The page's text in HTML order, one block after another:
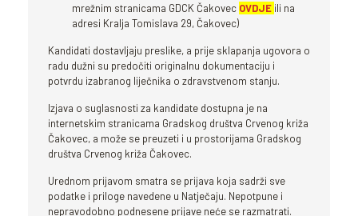
mrežnim stranicama GDCK Čakovec OVDJE ili na
adresi Kralja Tomislava 29, Čakovec)
Kandidati dostavljaju preslike, a prije sklapanja ugovora o
radu dužni su predočiti originalnu dokumentaciju i
potvrdu izabranog liječnika o zdravstvenom stanju.
Izjava o suglasnosti za kandidate dostupna je na
internetskim stranicama Gradskog društva Crvenog križa
Čakovec, a može se preuzeti i u prostorijama Gradskog
društva Crvenog križa Čakovec.
Urednom prijavom smatra se prijava koja sadrži sve
podatke i priloge navedene u Natječaju. Nepotpune i
nepravodobno podnesene prijave neće se razmatrati.